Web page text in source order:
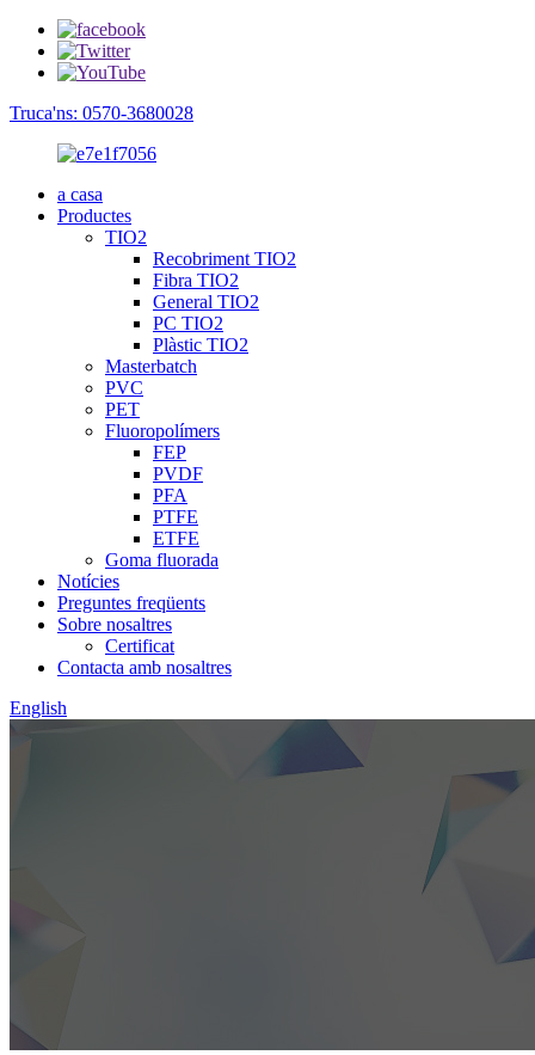
Truca'ns: 0570-3680028
a casa
Productes
TIO2
Recobriment TIO2
Fibra TIO2
General TIO2
PC TIO2
Plàstic TIO2
Masterbatch
PVC
PET
Fluoropolímers
FEP
PVDF
PFA
PTFE
ETFE
Goma fluorada
Notícies
Preguntes freqüents
Sobre nosaltres
Certificat
Contacta amb nosaltres
English